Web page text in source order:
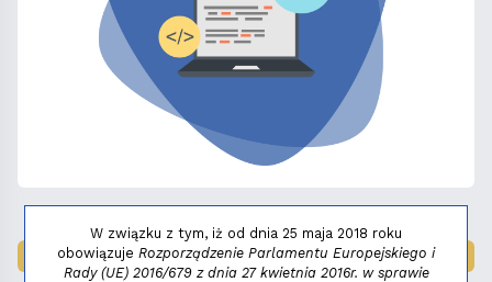
LAUREAT NAGRODY:MAŁY FENIKS 2025
W związku z tym, iż od dnia 25 maja 2018 roku
obowiązuje Rozporządzenie Parlamentu Europejskiego i
Rady (UE) 2016/679 z dnia 27 kwietnia 2016r. w sprawie